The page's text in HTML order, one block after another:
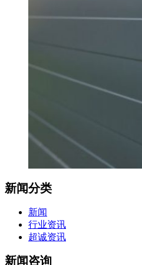
新闻分类
新闻
行业资讯
超诚资讯
新闻咨询